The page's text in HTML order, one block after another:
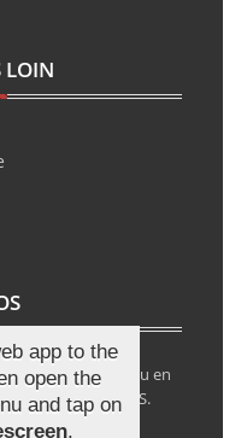
LOIN
l’actualité du
circuit, en rallye ou en
VHC ou VHRS.
ainsi que
app to the
open the
and tap on
.